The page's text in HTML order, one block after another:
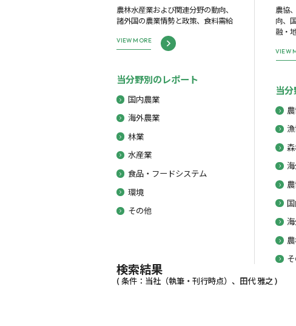
農林水産業および関連分野の動向、
諸外国の農業情勢と政策、食料需給
VIEW MORE
当分野別のレポート
国内農業
海外農業
林業
水産業
食品・フードシステム
環境
その他
農協
向、
融・
VIEW
当
検索結果
( 条件：当社（執筆・刊行時点）、田代 雅之 )